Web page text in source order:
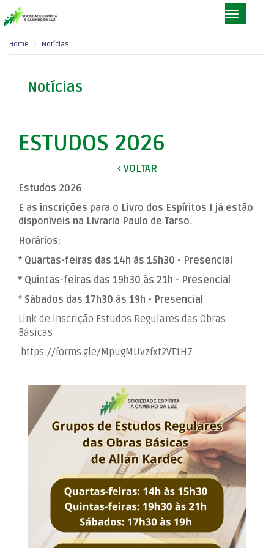
Home Notícias
Notícias
ESTUDOS 2026
VOLTAR
Estudos 2026
E as inscrições para o Livro dos Espíritos I já estão
disponíveis na Livraria Paulo de Tarso.
Horários:
* Quartas-feiras das 14h às 15h30 - Presencial
* Quintas-feiras das 19h30 às 21h - Presencial
* Sábados das 17h30 às 19h - Presencial
Link de inscrição Estudos Regulares das Obras
Básicas
https://forms.gle/MpugMUvzfxt2VT1H7